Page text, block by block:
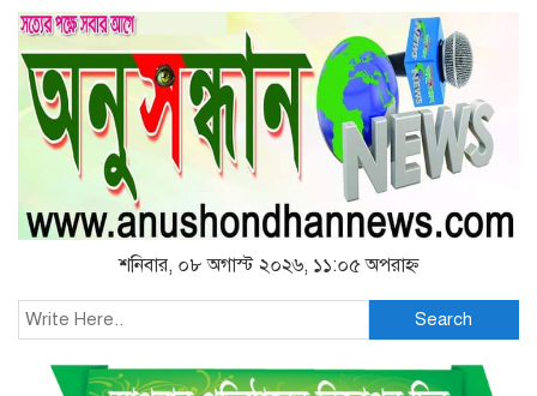
শনিবার, ০৮ অগাস্ট ২০২৬, ১১:০৫ অপরাহ্ন
Search